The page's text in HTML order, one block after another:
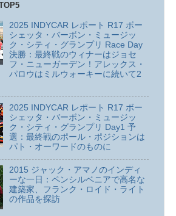
2025 INDYCAR レポート R17 ボー
シェッタ・バーボン・ミュージッ
ク・シティ・グランプリ Race Day
決勝：最終戦のウィナーはジョセ
フ・ニューガーデン！アレックス・
パロウはミルウォーキーに続いて2
2025 INDYCAR レポート R17 ボー
シェッタ・バーボン・ミュージッ
ク・シティ・グランプリ Day1 予
選：最終戦のポール・ポジションは
パト・オーワードのものに
2015 ジャック・アマノのインディ
ーな一日：ペンシルベニアで高名な
建築家、フランク・ロイド・ライト
の作品を探訪